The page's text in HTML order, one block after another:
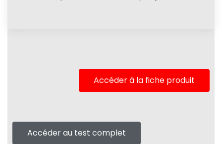
Accéder à la fiche produit
Accéder au test complet